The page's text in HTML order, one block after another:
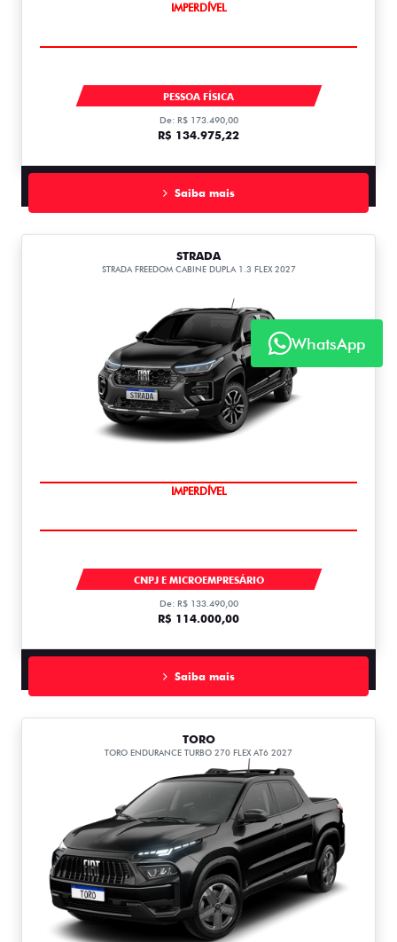
IMPERDÍVEL
FASTBACK
PESSOA FÍSICA
De: R$ 173.490,00
R$ 134.975,22
Saiba mais
STRADA
STRADA FREEDOM CABINE DUPLA 1.3 FLEX 2027
IMPERDÍVEL
CNPJ E MICROEMPRESÁRIO
De: R$ 133.490,00
R$ 114.000,00
Saiba mais
TORO
TORO ENDURANCE TURBO 270 FLEX AT6 2027
WhatsApp